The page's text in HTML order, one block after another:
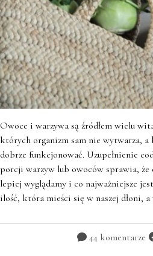
Owoce i warzywa są źródłem wielu
których organizm sam nie wytwarza,
dobrze funkcjonować. Uzupełnienie
porcji warzyw lub owoców sprawia, że
lepiej wyglądamy i co najważniejsze
ilość, która mieści się w naszej dłoni,
44 komentarze